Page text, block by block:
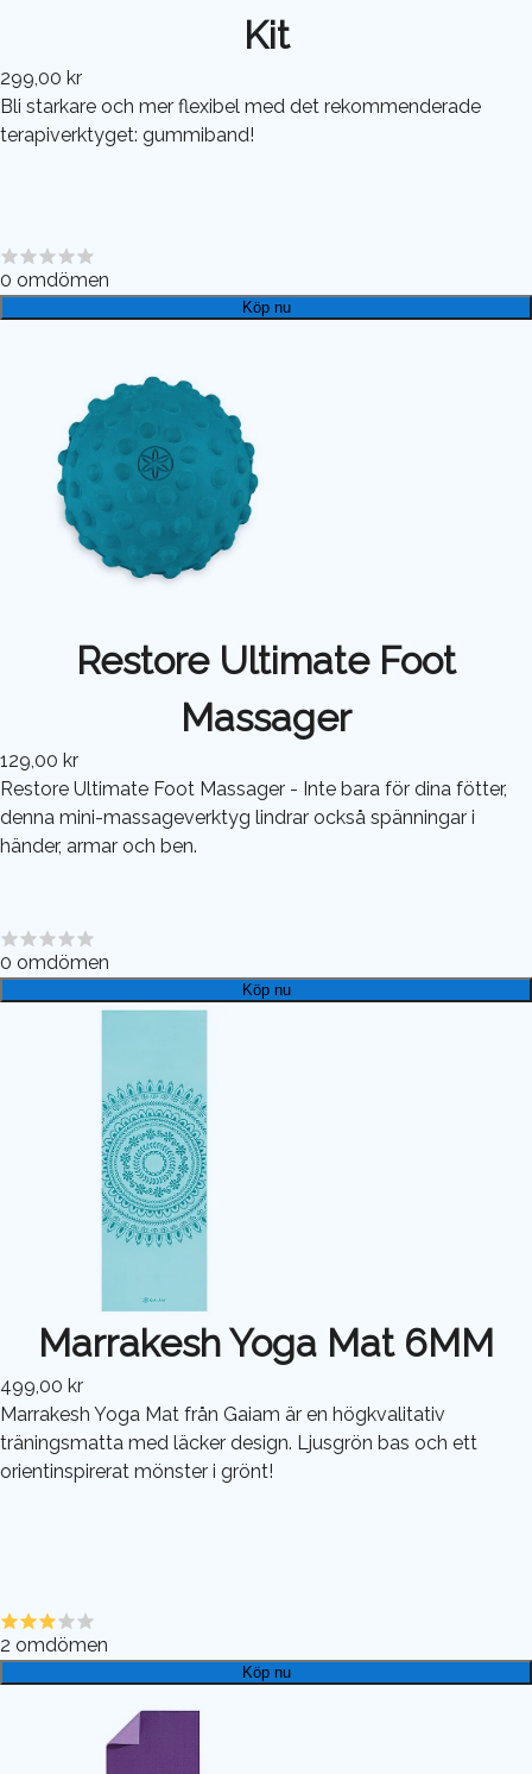
Kit
299,00 kr
Bli starkare och mer flexibel med det rekommenderade
terapiverktyget: gummiband!
0 omdömen
Köp nu
Restore Ultimate Foot
Massager
129,00 kr
Restore Ultimate Foot Massager - Inte bara för dina fötter,
denna mini-massageverktyg lindrar också spänningar i
händer, armar och ben.
0 omdömen
Köp nu
Marrakesh Yoga Mat 6MM
499,00 kr
Marrakesh Yoga Mat från Gaiam är en högkvalitativ
träningsmatta med läcker design. Ljusgrön bas och ett
orientinspirerat mönster i grönt!
2 omdömen
Köp nu